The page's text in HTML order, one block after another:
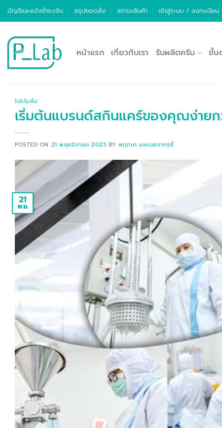
ข้าม
เนื้อหา
บัญชีและแจ้งชำระเงิน สรุปยอดสั่ง สถานะสินค้า เข้าสู่ระบบ / ลงทะเบียน
หน้าแรก เกี่ยวกับเรา รับผลิตครีม ขั้น
โปรโมชั่น
เริ่มต้นแบรนด์สกินแคร์ของคุณง่าย
POSTED ON 21 พฤศจิกายน 2025 BY พฤกษา แลบบอราทอรี่
21
พ.ย.